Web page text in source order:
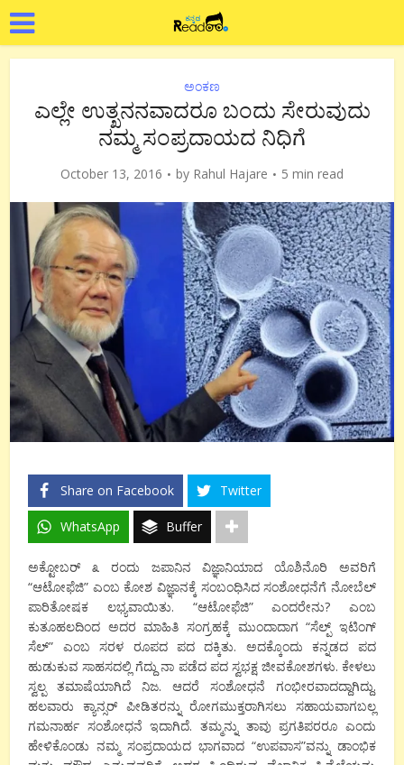
ಅಂಕಣ
ಎಲ್ಲೇ ಉತ್ಖನನವಾದರೂ ಬಂದು ಸೇರುವುದು
ನಮ್ಮ ಸಂಪ್ರದಾಯದ ನಿಧಿಗೆ
October 13, 2016 by Rahul Hajare 5 min read
Share on Facebook Twitter
WhatsApp Buffer
ಅಕ್ಟೋಬರ್ ೩ ರಂದು ಜಪಾನಿನ ವಿಜ್ಞಾನಿಯಾದ ಯೊಶಿನೊರಿ ಅವರಿಗೆ
“ಆಟೋಫೆಜಿ” ಎಂಬ ಕೋಶ ವಿಜ್ಞಾನಕ್ಕೆ ಸಂಬಂಧಿಸಿದ ಸಂಶೋಧನೆಗೆ ನೋಬೆಲ್
ಪಾರಿತೋಷಕ ಲಭ್ಯವಾಯಿತು. “ಆಟೋಫೆಜಿ” ಎಂದರೇನು? ಎಂಬ
ಕುತೂಹಲದಿಂದ ಅದರ ಮಾಹಿತಿ ಸಂಗ್ರಹಕ್ಕೆ ಮುಂದಾದಾಗ “ಸೆಲ್ಪ್ ಇಟಿಂಗ್
ಸೆಲ್” ಎಂಬ ಸರಳ ರೂಪದ ಪದ ದಕ್ಕಿತು. ಅದಕ್ಕೊಂದು ಕನ್ನಡದ ಪದ
ಹುಡುಕುವ ಸಾಹಸದಲ್ಲಿ ಗೆದ್ದು ನಾ ಪಡೆದ ಪದ ಸ್ವಭಕ್ಷ ಜೀವಕೋಶಗಳು. ಕೇಳಲು
ಸ್ವಲ್ಪ ತಮಾಷೆಯಾಗಿದೆ ನಿಜ. ಆದರೆ ಸಂಶೋಧನೆ ಗಂಭೀರವಾದದ್ದಾಗಿದ್ದು.
ಹಲವಾರು ಕ್ಯಾನ್ಸರ್ ಪೀಡಿತರನ್ನು ರೋಗಮುಕ್ತರಾಗಿಸಲು ಸಹಾಯವಾಗಬಲ್ಲ
ಗಮನಾರ್ಹ ಸಂಶೋಧನೆ ಇದಾಗಿದೆ. ತಮ್ಮನ್ನು ತಾವು ಪ್ರಗತಿಪರರೂ ಎಂದು
ಹೇಳಿಕೊಂಡು ನಮ್ಮ ಸಂಪ್ರದಾಯದ ಭಾಗವಾದ “ಉಪವಾಸ”ವನ್ನು ಡಾಂಭಿಕ